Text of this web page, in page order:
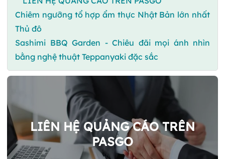
Chiêm ngưỡng tổ hợp ẩm thực Nhật Bản lớn nhất
Thủ đô
Sashimi BBQ Garden - Chiêu đãi mọi ánh nhìn
bằng nghệ thuật Teppanyaki đặc sắc
LIÊN HỆ QUẢNG CÁO TRÊN
PASGO